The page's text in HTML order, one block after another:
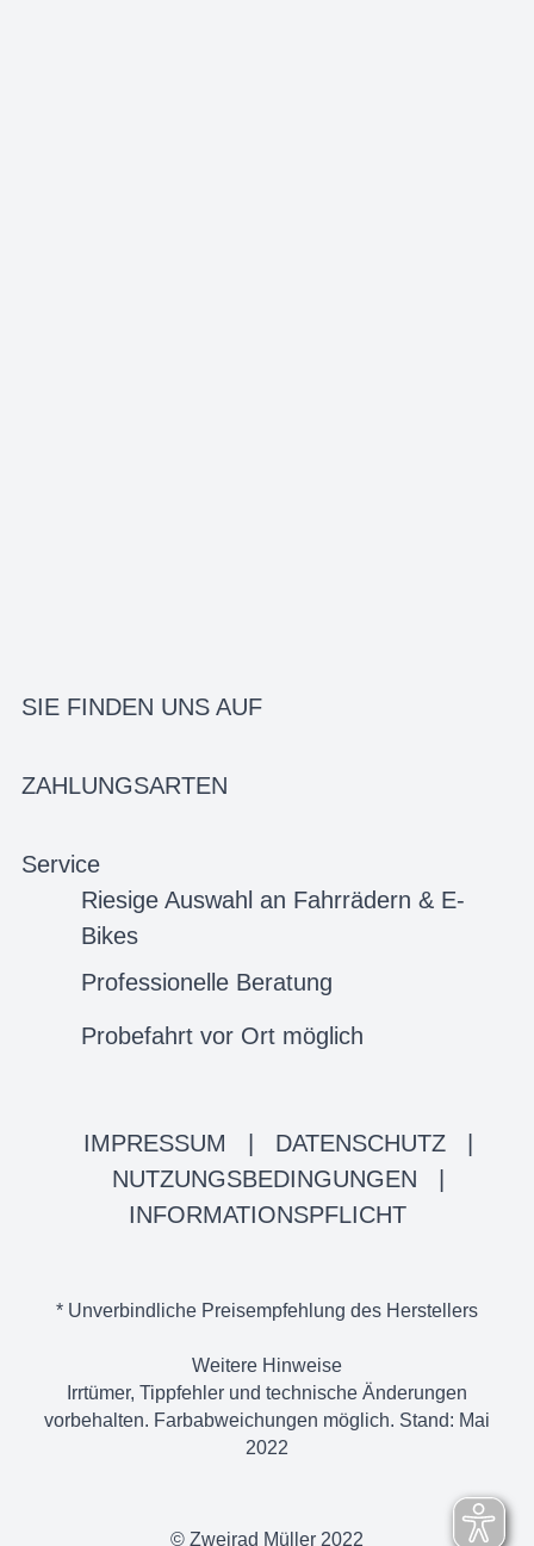
SIE FINDEN UNS AUF
ZAHLUNGSARTEN
Service
Riesige Auswahl an Fahrrädern & E-
Bikes
Professionelle Beratung
Probefahrt vor Ort möglich
IMPRESSUM DATENSCHUTZ
NUTZUNGSBEDINGUNGEN
INFORMATIONSPFLICHT
* Unverbindliche Preisempfehlung des Herstellers
Weitere Hinweise
Irrtümer, Tippfehler und technische Änderungen
vorbehalten. Farbabweichungen möglich. Stand: Mai
2022
© Zweirad Müller 2022